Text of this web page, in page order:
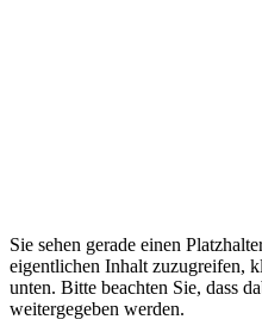
Sie sehen gerade einen
eigentlichen Inhalt zuzugreifen,
unten. Bitte beachten Sie, dass
weitergegeben werden.